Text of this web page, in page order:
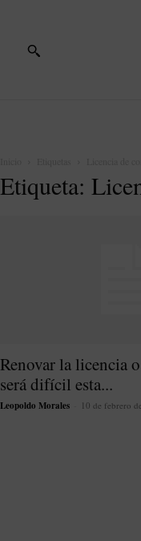
Etiqueta:
Renovar la licencia
será difícil esta...
Leopoldo Morales 10 de febrero